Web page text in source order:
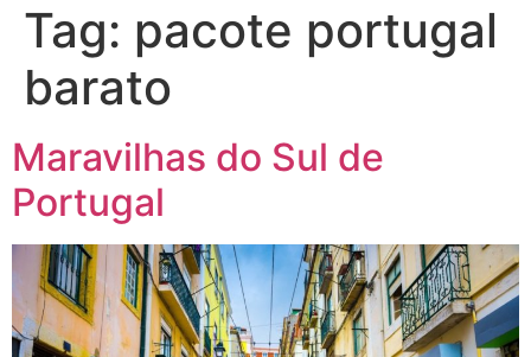
Tag: pacote portugal
barato
Maravilhas do Sul de
Portugal